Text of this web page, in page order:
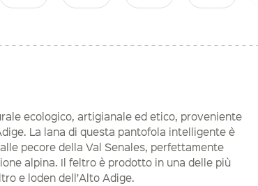
ecologico, artigianale ed etico, proveniente
La lana di questa pantofola intelligente è
pecore della Val Senales, perfettamente
alpina. Il feltro è prodotto in una delle più
e loden dell’Alto Adige.